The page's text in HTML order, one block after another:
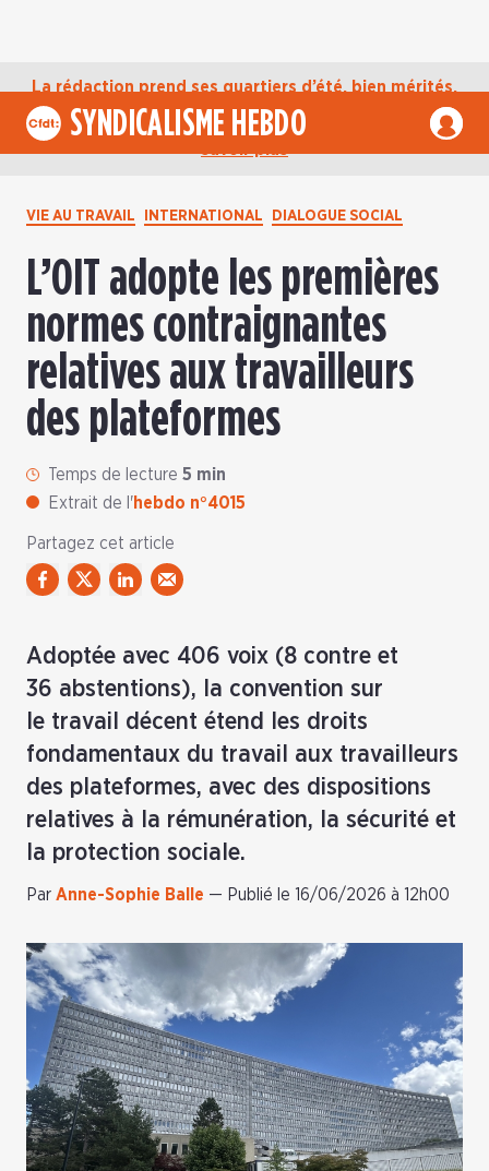
La rédaction prend ses quartiers d’été, bien mérités,
jusqu’au mardi 1er septembre. D’ici là, retrouvez
l’actualité de la CFDT sur notre compte Bluesky. En
SYNDICALISME HEBDO
VIE AU TRAVAIL INTERNATIONAL DIALOGUE SOCIAL
L’OIT adopte les premières
normes contraignantes
relatives aux travailleurs
des plateformes
Temps de lecture 5 min
Extrait de l'hebdo n°4015
Partagez cet article
Adoptée avec 406 voix (8 contre et
36 abstentions), la convention sur
le travail décent étend les droits
fondamentaux du travail aux travailleurs
des plateformes, avec des dispositions
relatives à la rémunération, la sécurité et
la protection sociale.
Par Anne-Sophie Balle — Publié le 16/06/2026 à 12h00